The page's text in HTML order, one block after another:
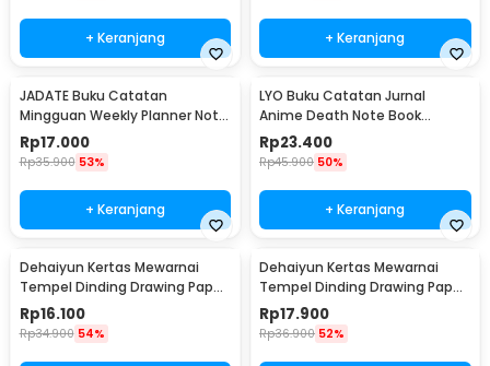
+ Keranjang + Keranjang
JADATE Buku Catatan
Mingguan Weekly Planner Note
52 Sheets - Q046
Rp17.000
Rp35.900 53%
+ Keranjang
LYO Buku Catatan Jurnal
Anime Death Note Book
Leather Case - CW-05
Rp23.400
Rp45.900 50%
+ Keranjang
Dehaiyun Kertas Mewarnai
Tempel Dinding Drawing Paper
Roll 3M Vehicles - HB30
Rp16.100
Rp34.900 54%
Dehaiyun Kertas Mewarnai
Tempel Dinding Drawing Paper
Roll 3M Dinosaur Paradise -
HB30
Rp17.900
Rp36.900 52%